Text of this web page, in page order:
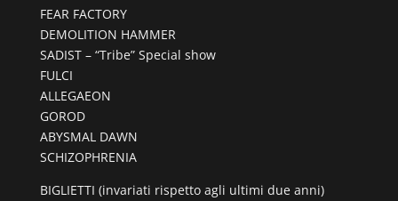
FEAR FACTORY
DEMOLITION HAMMER
SADIST – “Tribe” Special show
FULCI
ALLEGAEON
GOROD
ABYSMAL DAWN
SCHIZOPHRENIA
BIGLIETTI (invariati rispetto agli ultimi due anni)